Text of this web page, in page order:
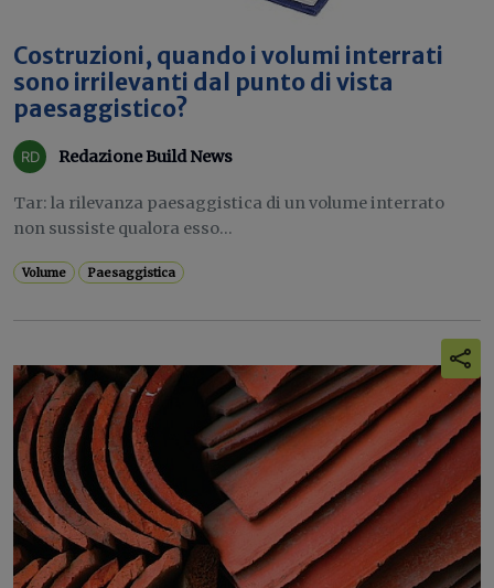
Costruzioni, quando i volumi interrati
sono irrilevanti dal punto di vista
paesaggistico?
Redazione Build News
Tar: la rilevanza paesaggistica di un volume interrato
non sussiste qualora esso...
Volume Paesaggistica